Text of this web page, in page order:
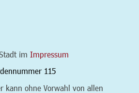
im Impressum
115
kann ohne Vorwahl von allen